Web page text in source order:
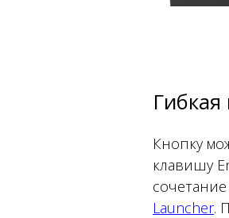
Гибкая
Кнопку
клавишу
Launcher.